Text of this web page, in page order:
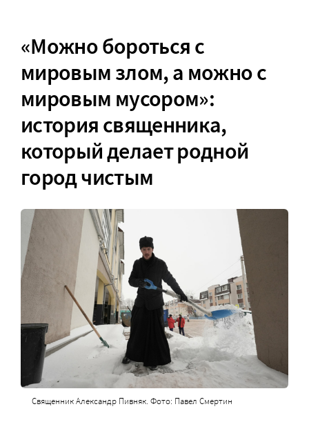
«Можно бороться с
мировым злом, а можно с
мировым мусором»:
история священника,
который делает родной
город чистым
Священник Александр Пивняк. Фото: Павел Смертин